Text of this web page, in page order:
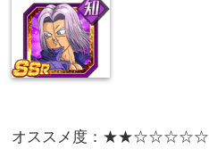
オススメ度：★★☆☆☆☆☆